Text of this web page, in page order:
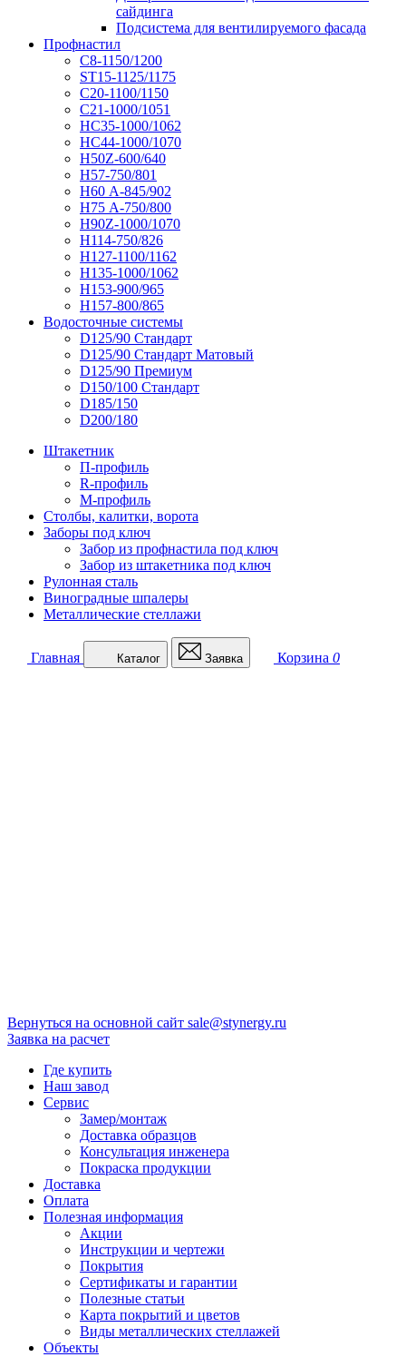
сайдинга
Подсистема для вентилируемого фасада
Профнастил
С8-1150/1200
ST15-1125/1175
С20-1100/1150
С21-1000/1051
НС35-1000/1062
НС44-1000/1070
Н50Z-600/640
Н57-750/801
Н60 А-845/902
Н75 А-750/800
Н90Z-1000/1070
Н114-750/826
Н127-1100/1162
Н135-1000/1062
Н153-900/965
Н157-800/865
Водосточные системы
D125/90 Стандарт
D125/90 Стандарт Матовый
D125/90 Премиум
D150/100 Стандарт
D185/150
D200/180
Штакетник
П-профиль
R-профиль
М-профиль
Столбы, калитки, ворота
Заборы под ключ
Забор из профнастила под ключ
Забор из штакетника под ключ
Рулонная сталь
Виноградные шпалеры
Металлические стеллажи
Главная Каталог Заявка Корзина 0
Вернуться на основной сайт sale@stynergy.ru
Заявка на расчет
Где купить
Наш завод
Сервис
Замер/монтаж
Доставка образцов
Консультация инженера
Покраска продукции
Доставка
Оплата
Полезная информация
Акции
Инструкции и чертежи
Покрытия
Сертификаты и гарантии
Полезные статьи
Карта покрытий и цветов
Виды металлических стеллажей
Объекты